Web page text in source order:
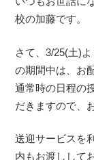
校の加藤です。
さて、3/25(土)
の期間中は、お
通常時の日程の
だきますので、
送迎サービスを
内もお渡しして